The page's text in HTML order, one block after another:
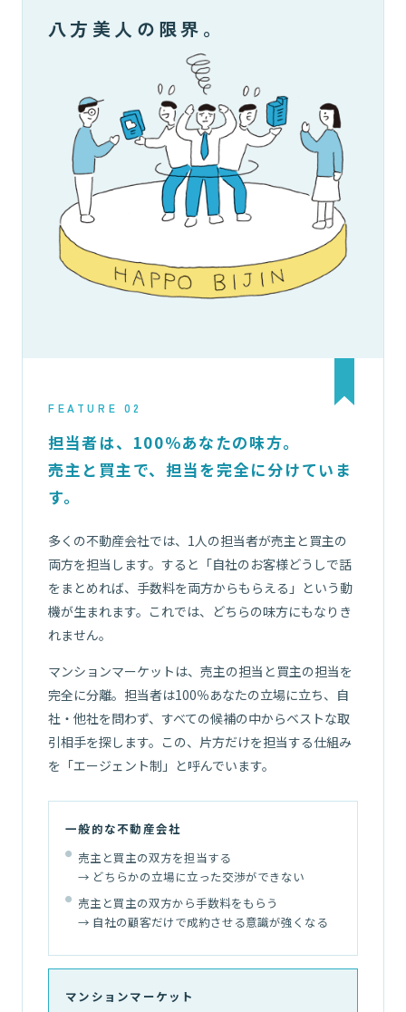
八方美人の限界。
FEATURE 02
担当者は、100％あなたの味方。
売主と買主で、担当を完全に分けていま
す。
多くの不動産会社では、1人の担当者が売主と買主の
両方を担当します。すると「自社のお客様どうしで話
をまとめれば、手数料を両方からもらえる」という動
機が生まれます。これでは、どちらの味方にもなりき
れません。
マンションマーケットは、売主の担当と買主の担当を
完全に分離。担当者は100％あなたの立場に立ち、自
社・他社を問わず、すべての候補の中からベストな取
引相手を探します。この、片方だけを担当する仕組み
を「エージェント制」と呼んでいます。
一般的な不動産会社
売主と買主の双方を担当する
→ どちらかの立場に立った交渉ができない
売主と買主の双方から手数料をもらう
→ 自社の顧客だけで成約させる意識が強くなる
マンションマーケット